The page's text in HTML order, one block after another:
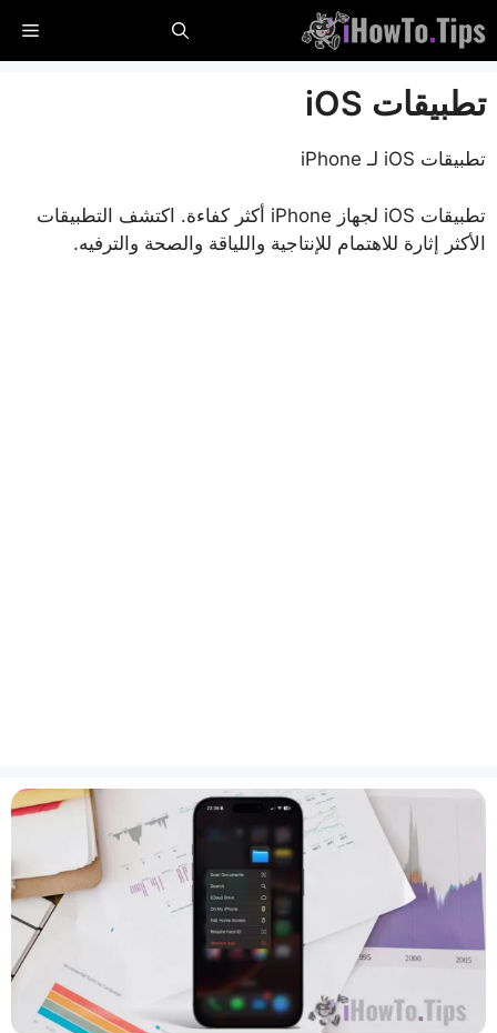
تخطي
إلى
المحتوى
تطبيقات iOS
تطبيقات iOS لـ iPhone
تطبيقات iOS لجهاز iPhone أكثر كفاءة. اكتشف التطبيقات
الأكثر إثارة للاهتمام للإنتاجية واللياقة والصحة والترفيه.